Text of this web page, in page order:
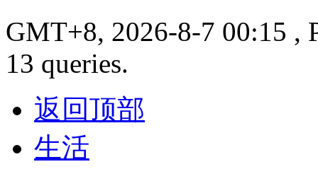
GMT+8, 2026-8-7 00:15 ,
13 queries.
返回顶部
生活